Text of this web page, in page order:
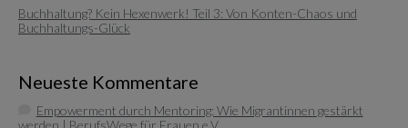
Buchhaltung? Kein Hexenwerk! Teil 3: Von Konten-Chaos und
Buchhaltungs-Glück
Neueste Kommentare
Empowerment durch Mentoring: Wie Migrantinnen gestärkt
werden | BerufsWege für Frauen e.V.